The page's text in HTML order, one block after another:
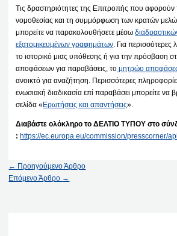
Τις δραστηριότητες της Επιτροπής που αφορούν
νομοθεσίας και τη συμμόρφωση των κρατών
μπορείτε να παρακολουθήσετε μέσω
εξατομικευμένων γραφημάτων. Για περισσότερες
το ιστορικό μιας υπόθεσης ή για την πρόσβαση
αποφάσεων για παραβάσεις, το μητρώο
ανοικτό για αναζήτηση. Περισσότερες
ενωσιακή διαδικασία επί παραβάσει μπορείτε να
σελίδα « Ερωτήσεις και απαντήσεις».
Διαβάστε ολόκληρο το ΔΕΛΤΙΟ ΤΥΠΟΥ στο
: https://ec.europa.eu/commission/presscorner/
← Προηγούμενο Άρθρο
Επόμενο Άρθρο →